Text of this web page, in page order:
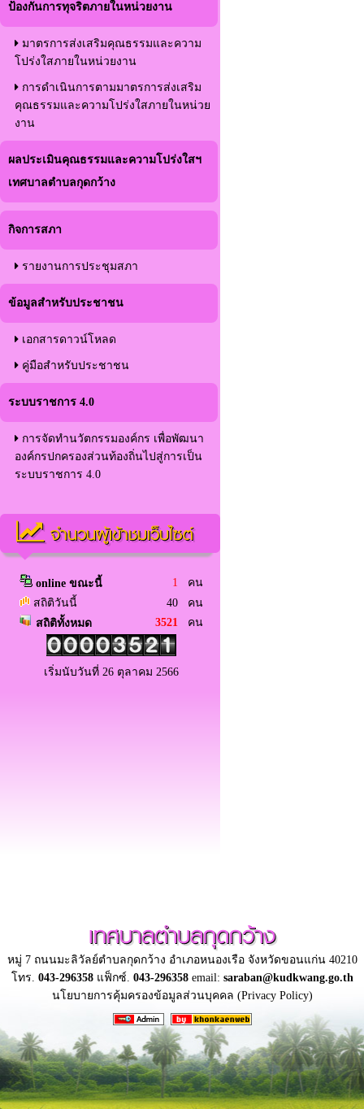
ป้องกันการทุจริตภายในหน่วยงาน
มาตรการส่งเสริมคุณธรรมและความ
โปร่งใสภายในหน่วยงาน
การดำเนินการตามมาตรการส่งเสริม
คุณธรรมและความโปร่งใสภายในหน่วย
งาน
ผลประเมินคุณธรรมและความโปร่งใสฯ
เทศบาลตำบลกุดกว้าง
กิจการสภา
รายงานการประชุมสภา
ข้อมูลสำหรับประชาชน
เอกสารดาวน์โหลด
คู่มือสำหรับประชาชน
ระบบราชการ 4.0
การจัดทำนวัตกรรมองค์กร เพื่อพัฒนา
องค์กรปกครองส่วนท้องถิ่นไปสู่การเป็น
ระบบราชการ 4.0
จำนวนผู้เข้าชมเว็บไซต์
online ขณะนี้ 1 คน
สถิติวันนี้
40 คน
สถิติทั้งหมด
3521 คน
เริ่มนับวันที่ 26 ตุลาคม 2566
เทศบาลตำบลกุดกว้าง
หมู่ 7 ถนนมะลิวัลย์ตำบลกุดกว้าง อำเภอหนองเรือ จังหวัดขอนแก่น 40210
โทร. 043-296358แฟ็กซ์. 043-296358email: saraban@kudkwang.go.th
นโยบายการคุ้มครองข้อมูลส่วนบุคคล (Privacy Policy)